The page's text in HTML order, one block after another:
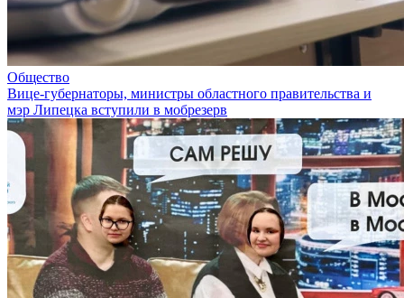
Общество
Вице-губернаторы, министры областного правительства и
мэр Липецка вступили в мобрезерв